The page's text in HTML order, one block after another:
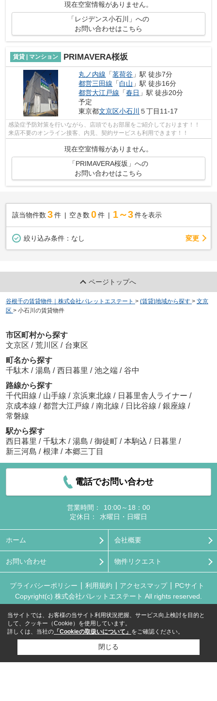
現在空室情報がありません。
「レジデンス小石川」への
お問い合わせはこちら
賃貸 | マンション PRIMAVERA桜坂
丸ノ内線 「茗荷谷 」駅 徒歩7分
都営三田線 「白山 」駅 徒歩16分
都営大江戸線 「春日 」駅 徒歩20分
予定
東京都文京区小石川 ５丁目11-17
感染症予防対策を行いながら、店頭でもお部屋をご紹介しております！！
来店不要のオンライン接客、内見、契約サービスも利用できます！！
現在空室情報がありません。
「PRIMAVERA桜坂」への
お問い合わせはこちら
該当物件数 3件 空き数 0 件 1～3 件を表示
絞り込み条件： なし 変更
ページトップへ
谷根千の賃貸物件｜株式会社パレットエステート > (賃貸)地域から探す > 文京
区 > 小石川の賃貸物件
市区町村から探す
文京区 / 荒川区 / 台東区
町名から探す
千駄木 / 湯島 / 西日暮里 / 池之端 / 谷中
路線から探す
千代田線 / 山手線 / 京浜東北線 / 日暮里舎人ライナー /
京成本線 / 都営大江戸線 / 南北線 / 日比谷線 / 銀座線 /
常磐線
駅から探す
西日暮里 / 千駄木 / 湯島 / 御徒町 / 本駒込 / 日暮里 /
新三河島 / 根津 / 本郷三丁目
電話でお問い合わせ
営業時間：
10:00～18：00
定休日：
水曜日・日曜日
ホーム 会社概要
お問い合わせ 物件リクエスト
プライバシーポリシー 利用規約 アクセスマップ
PCサイト
Copyright(c) 株式会社パレットエステート All rights reserved.
当サイトでは、お客様の当サイト利用状況把握、サービス向上検討を目的と
して、クッキー（Cookie）を使用しています。
詳しくは、当社の 「Cookieの取扱いについて」 をご確認ください。
閉じる